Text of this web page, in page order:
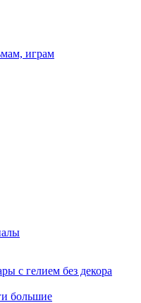
играм
с гелием без декора
большие